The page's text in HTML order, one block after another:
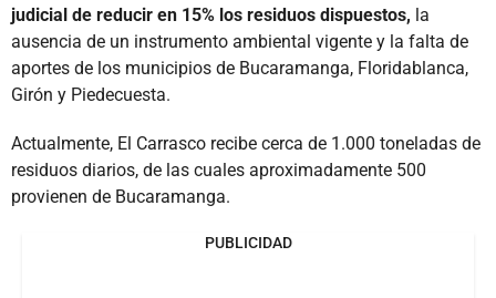
judicial de reducir en 15% los residuos dispuestos, la
ausencia de un instrumento ambiental vigente y la falta de
aportes de los municipios de Bucaramanga, Floridablanca,
Girón y Piedecuesta.
Actualmente, El Carrasco recibe cerca de 1.000 toneladas de
residuos diarios, de las cuales aproximadamente 500
provienen de Bucaramanga.
PUBLICIDAD